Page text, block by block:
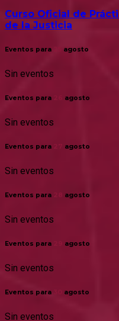
Curso Oficial de
de la Justicia
Eventos para agosto
Sin eventos
Eventos para agosto
Sin eventos
Eventos para agosto
Sin eventos
Eventos para agosto
Sin eventos
Eventos para agosto
Sin eventos
Eventos para agosto
Sin eventos